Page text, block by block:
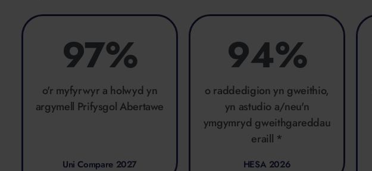
97%
o'r myfyrwyr a holwyd yn
argymell Prifysgol Abertawe
Uni Compare 2027
94%
o raddedigion yn gweithio,
yn astudio a/neu'n
ymgymryd gweithgareddau
eraill *
HESA 2026